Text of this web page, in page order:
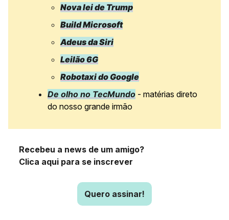
Nova lei de Trump
Build Microsoft
Adeus da Siri
Leilão 6G
Robotaxi do Google
De olho no TecMundo - matérias direto
do nosso grande irmão
Recebeu a news de um amigo?
Clica aqui para se inscrever
Quero assinar!